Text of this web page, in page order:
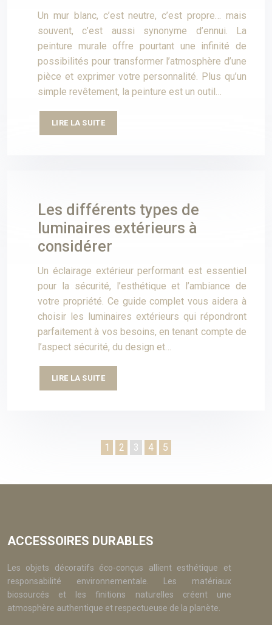
Un mur blanc, c’est neutre, c’est propre… mais
souvent, c’est aussi synonyme d’ennui. La
peinture murale offre pourtant une infinité de
possibilités pour transformer l’atmosphère d’une
pièce et exprimer votre personnalité. Plus qu’un
simple revêtement, la peinture est un outil…
LIRE LA SUITE
Les différents types de
luminaires extérieurs à
considérer
Un éclairage extérieur performant est essentiel
pour la sécurité, l’esthétique et l’ambiance de
votre propriété. Ce guide complet vous aidera à
choisir les luminaires extérieurs qui répondront
parfaitement à vos besoins, en tenant compte de
l’aspect sécurité, du design et…
LIRE LA SUITE
1 2 3 4 5
ACCESSOIRES DURABLES
Les objets décoratifs éco-conçus allient esthétique et
responsabilité environnementale. Les matériaux
biosourcés et les finitions naturelles créent une
atmosphère authentique et respectueuse de la planète.